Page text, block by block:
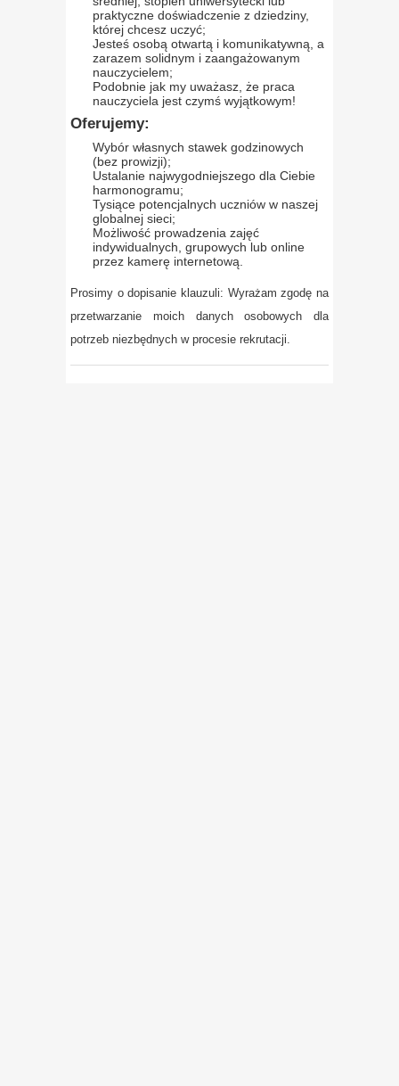
praktyczne doświadczenie z dziedziny,
której chcesz uczyć;
Jesteś osobą otwartą i komunikatywną, a
zarazem solidnym i zaangażowanym
nauczycielem;
Podobnie jak my uważasz, że praca
nauczyciela jest czymś wyjątkowym!
Oferujemy:
Wybór własnych stawek godzinowych
(bez prowizji);
Ustalanie najwygodniejszego dla Ciebie
harmonogramu;
Tysiące potencjalnych uczniów w naszej
globalnej sieci;
Możliwość prowadzenia zajęć
indywidualnych, grupowych lub online
przez kamerę internetową.
Prosimy o dopisanie klauzuli: Wyrażam zgodę na
przetwarzanie moich danych osobowych dla
potrzeb niezbędnych w procesie rekrutacji.